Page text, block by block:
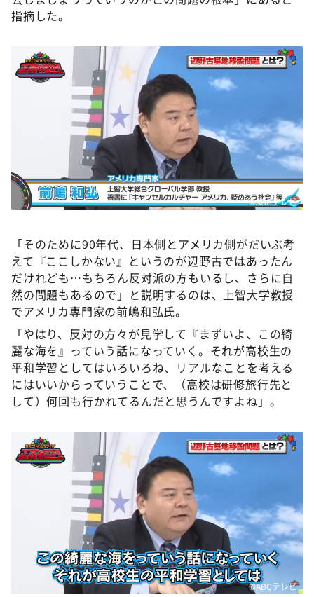
指摘した。
©ABCテレビ
「そのために90年代、日本側とアメリカ側がだいぶ考
えて『ここしかない』というのが辺野古ではあったん
だけれども…もちろん反対派の方もいるし、さらに自
然の問題もあるので」と説明するのは、上智大学教授
でアメリカ専門家の前嶋和弘氏。
「やはり、反対の方々が見学して『まずいよ、この綺
麗な海を』っていう話になっていく。それが高校生の
平和学習としてはいろいろね、リアルなことを考える
にはいいからっていうことで、（高校は研修旅行先と
して）何回も行かれてるんだと思うんですよね」。
©ABCテレビ